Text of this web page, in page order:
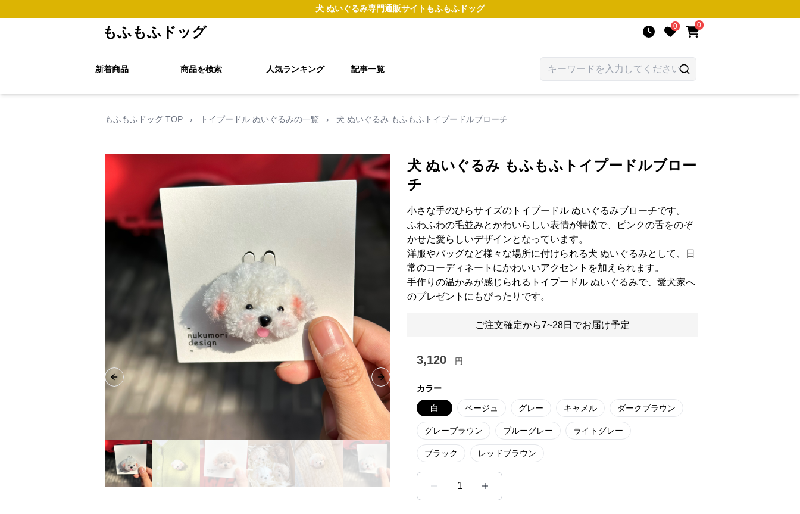
犬 ぬいぐるみ専門通販サイト もふもふドッグ
もふもふドッグ 0 0
新着商品 商品を検索 人気ランキング 記事一覧
もふもふドッグ TOP › トイプードル ぬいぐるみの一覧 › 犬 ぬいぐるみ もふもふトイプードルブローチ
Previous slide Next slide
犬 ぬいぐるみ もふもふトイプードルブロー
チ
小さな手のひらサイズのトイプードル ぬいぐるみブローチです。
ふわふわの毛並みとかわいらしい表情が特徴で、ピンクの舌をのぞ
かせた愛らしいデザインとなっています。
洋服やバッグなど様々な場所に付けられる犬 ぬいぐるみとして、日
常のコーディネートにかわいいアクセントを加えられます。
手作りの温かみが感じられるトイプードル ぬいぐるみで、愛犬家へ
のプレゼントにもぴったりです。
ご注文確定から7~28日でお届け予定
3,120 円
カラー
白 ベージュ グレー キャメル ダークブラウン
グレーブラウン ブルーグレー ライトグレー
ブラック レッドブラウン
1